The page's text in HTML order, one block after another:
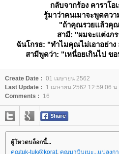
กลับจากร้อง คาราโอ
รู้มาว่าคนเมาจะพูดควา
"ถ้าคุณรวยแล้วคุ
สามี: "ผมจะแต่งภ
ฉันโกรธ: "ทำไมคุณไม่เอาอย่าง
สามีพูดว่า: "เหนื่อยเกินไป ข
Create Date : 01 เมษายน 2562
Last Update :
1 เมษายน 2562 12:59:06 น.
Comments :
16
ผู้โหวตบล็อกนี้...
คุณtuk-tuk@korat, คุณบาบิบูเบะ...แปลงก